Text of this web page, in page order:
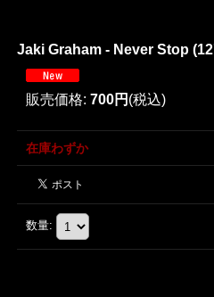
Jaki Graham - Never Stop
販売価格: 700円 (税込)
在庫わずか
数量: